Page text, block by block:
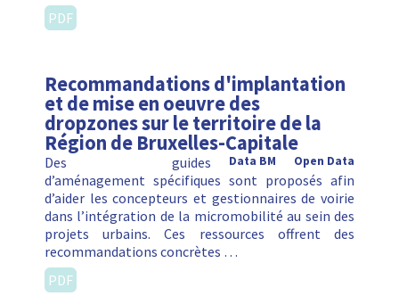
PDF
Recommandations d'implantation
et de mise en oeuvre des
dropzones sur le territoire de la
Région de Bruxelles-Capitale
Open Data
Data BM
Des guides
d’aménagement spécifiques sont proposés afin
d’aider les concepteurs et gestionnaires de voirie
dans l’intégration de la micromobilité au sein des
projets urbains. Ces ressources offrent des
recommandations concrètes …
PDF